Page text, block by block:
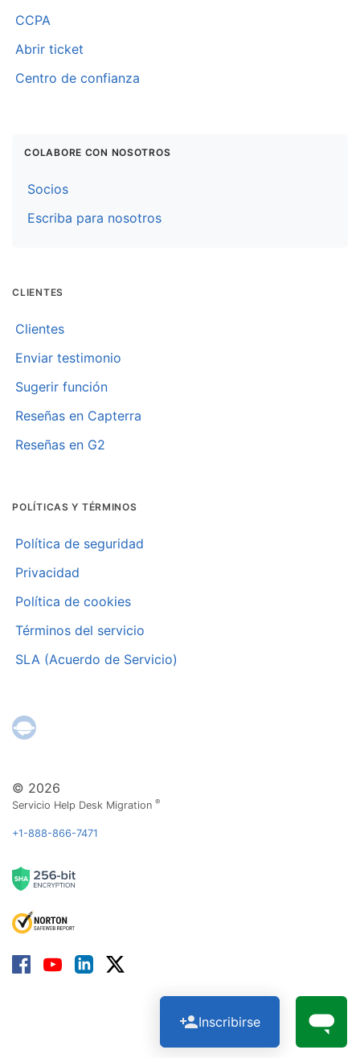
© 2026
Servicio Help Desk Migration®
+1-888-866-7471
CCPA
Abrir ticket
Centro de confianza
COLABORE CON NOSOTROS
Socios
Escriba para nosotros
CLIENTES
Clientes
Enviar testimonio
Sugerir función
Reseñas en Capterra
Reseñas en G2
POLÍTICAS Y TÉRMINOS
Política de seguridad
Privacidad
Política de cookies
Términos del servicio
SLA (Acuerdo de Servicio)
Inscribirse